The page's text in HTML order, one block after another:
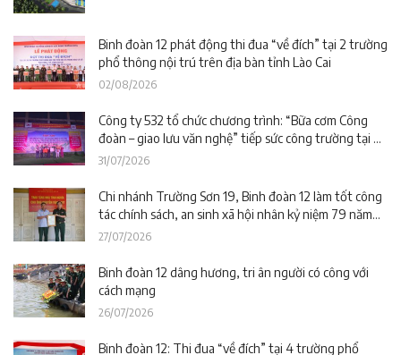
Binh đoàn 12 phát động thi đua “về đích” tại 2 trường
phổ thông nội trú trên địa bàn tỉnh Lào Cai
02/08/2026
Công ty 532 tổ chức chương trình: “Bữa cơm Công
đoàn – giao lưu văn nghệ” tiếp sức công trường tại dự
án Trường phổ thông nội trú liên cấp La Êê (TP. Đà
31/07/2026
Chi nhánh Trường Sơn 19, Binh đoàn 12 làm tốt công
tác chính sách, an sinh xã hội nhân kỷ niệm 79 năm
Ngày Thương binh – Liệt sĩ
27/07/2026
Binh đoàn 12 dâng hương, tri ân người có công với
cách mạng
26/07/2026
Binh đoàn 12: Thi đua “về đích” tại 4 trường phổ